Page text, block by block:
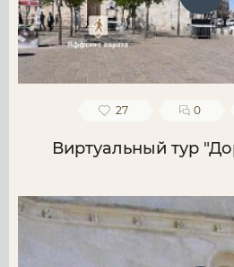
27 0
Виртуальный тур